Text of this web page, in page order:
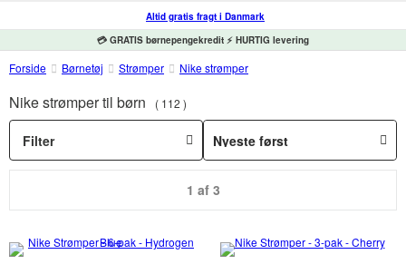
Altid gratis fragt i Danmark
💳 GRATIS børnepengekredit ⚡ HURTIG levering
Forside Børnetøj Strømper Nike strømper
Nike strømper til børn 112
Filter
1 af 3